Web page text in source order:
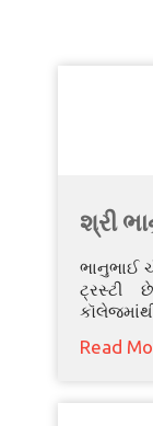
શ્રી
ભાનુભાઈ
ટ્રસ્ટી
Read